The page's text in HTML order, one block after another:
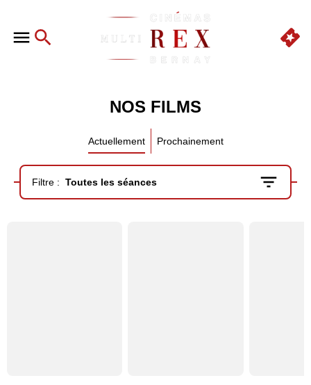
NOS FILMS
Actuellement Prochainement
Filtre : Toutes les séances